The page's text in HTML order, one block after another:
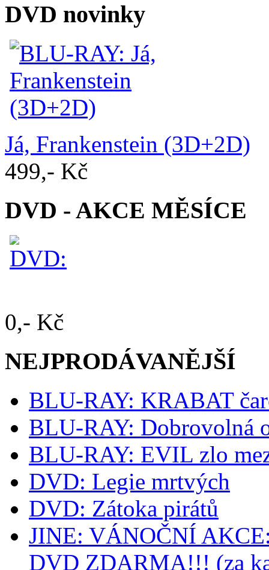
DVD novinky
Já, Frankenstein (3D+2D)
499,- Kč
DVD - AKCE MĚSÍCE
0,- Kč
NEJPRODÁVANĚJŠÍ
BLU-RAY: KRABAT
BLU-RAY: Dobrovolná
BLU-RAY: EVIL zlo
DVD: Legie mrtvých
DVD: Zátoka pirátů
JINE: VÁNOČNÍ
DVD ZDARMA!!! (za